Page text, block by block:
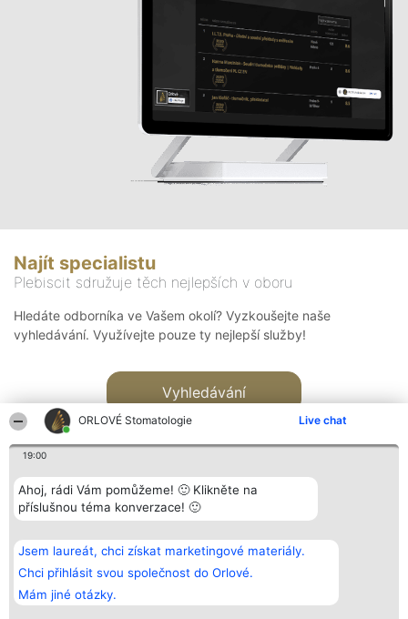
ORLOVÉ Stomatologie Live chat
19:00
Ahoj, rádi Vám pomůžeme! 🙂 Klikněte na
příslušnou téma konverzace! 🙂
Jsem laureát, chci získat marketingové materiály.
Chci přihlásit svou společnost do Orlové.
Mám jiné otázky.
Najít specialistu
Plebiscit sdružuje těch nejlepších v oboru
Hledáte odborníka ve Vašem okolí? Vyzkoušejte naše
vyhledávání. Využívejte pouze ty nejlepší služby!
Vyhledávání
Bright Side Solutions sp. z o.
o. sp. k.
ul. Ruska 22
Wrocław 50-079
KRS 0000749100 | Regon
381313360 | NIP 8943132676
Vítězové
Seznam všech
laureátů
Zásady
Zásady
Kontakt